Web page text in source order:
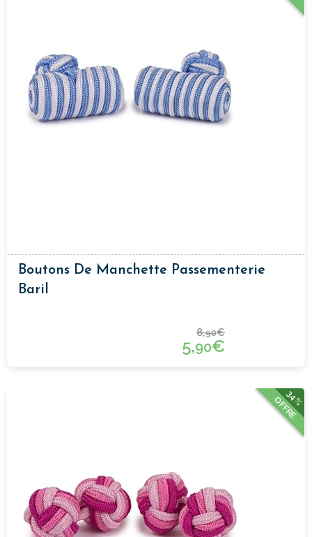
Boutons De Manchette Passementerie
Baril
8,90€
5,90€
34%
OFFRE